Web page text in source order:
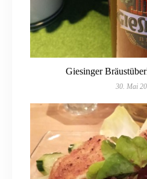
Giesinger
30. Mai